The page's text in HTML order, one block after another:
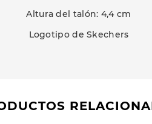
Altura del talón: 4,4 cm
Logotipo de Skechers